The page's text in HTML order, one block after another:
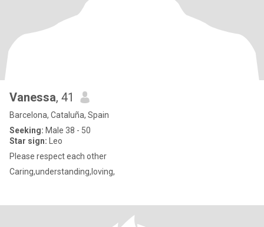
Vanessa, 41
Barcelona, Cataluña, Spain
Seeking: Male 38 - 50
Star sign: Leo
Please respect each other
Caring,understanding,loving,